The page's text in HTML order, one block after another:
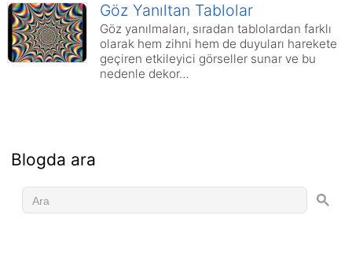
Göz Yanıltan Tablolar
Göz yanılmaları, sıradan tablolardan farklı
olarak hem zihni hem de duyuları harekete
geçiren etkileyici görseller sunar ve bu
nedenle dekor…
Blogda ara